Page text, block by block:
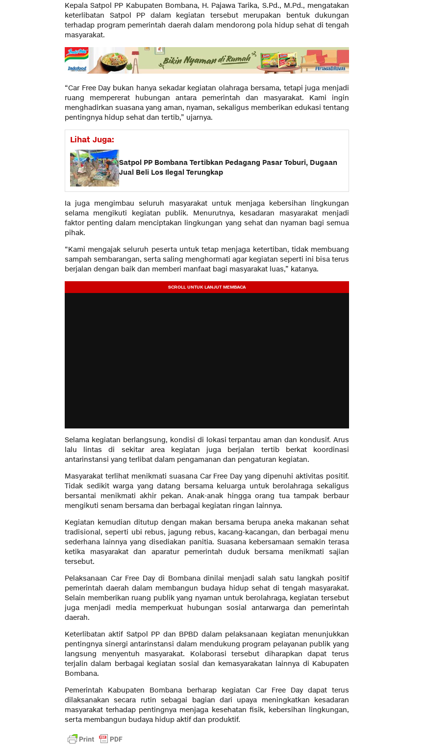
Kepala Satpol PP Kabupaten Bombana, H. Pajawa Tarika, S.Pd., M.Pd., mengatakan
keterlibatan Satpol PP dalam kegiatan tersebut merupakan bentuk dukungan
terhadap program pemerintah daerah dalam mendorong pola hidup sehat di tengah
masyarakat.
“Car Free Day bukan hanya sekadar kegiatan olahraga bersama, tetapi juga menjadi
ruang mempererat hubungan antara pemerintah dan masyarakat. Kami ingin
menghadirkan suasana yang aman, nyaman, sekaligus memberikan edukasi tentang
pentingnya hidup sehat dan tertib,” ujarnya.
Lihat Juga:
Satpol PP Bombana Tertibkan Pedagang Pasar Toburi, Dugaan
Jual Beli Los Ilegal Terungkap
Ia juga mengimbau seluruh masyarakat untuk menjaga kebersihan lingkungan
selama mengikuti kegiatan publik. Menurutnya, kesadaran masyarakat menjadi
faktor penting dalam menciptakan lingkungan yang sehat dan nyaman bagi semua
pihak.
“Kami mengajak seluruh peserta untuk tetap menjaga ketertiban, tidak membuang
sampah sembarangan, serta saling menghormati agar kegiatan seperti ini bisa terus
berjalan dengan baik dan memberi manfaat bagi masyarakat luas,” katanya.
Selama kegiatan berlangsung, kondisi di lokasi terpantau aman dan kondusif. Arus
lalu lintas di sekitar area kegiatan juga berjalan tertib berkat koordinasi
antarinstansi yang terlibat dalam pengamanan dan pengaturan kegiatan.
Masyarakat terlihat menikmati suasana Car Free Day yang dipenuhi aktivitas positif.
Tidak sedikit warga yang datang bersama keluarga untuk berolahraga sekaligus
bersantai menikmati akhir pekan. Anak-anak hingga orang tua tampak berbaur
mengikuti senam bersama dan berbagai kegiatan ringan lainnya.
Kegiatan kemudian ditutup dengan makan bersama berupa aneka makanan sehat
tradisional, seperti ubi rebus, jagung rebus, kacang-kacangan, dan berbagai menu
sederhana lainnya yang disediakan panitia. Suasana kebersamaan semakin terasa
ketika masyarakat dan aparatur pemerintah duduk bersama menikmati sajian
tersebut.
Pelaksanaan Car Free Day di Bombana dinilai menjadi salah satu langkah positif
pemerintah daerah dalam membangun budaya hidup sehat di tengah masyarakat.
Selain memberikan ruang publik yang nyaman untuk berolahraga, kegiatan tersebut
juga menjadi media memperkuat hubungan sosial antarwarga dan pemerintah
daerah.
Keterlibatan aktif Satpol PP dan BPBD dalam pelaksanaan kegiatan menunjukkan
pentingnya sinergi antarinstansi dalam mendukung program pelayanan publik yang
langsung menyentuh masyarakat. Kolaborasi tersebut diharapkan dapat terus
terjalin dalam berbagai kegiatan sosial dan kemasyarakatan lainnya di Kabupaten
Bombana.
Pemerintah Kabupaten Bombana berharap kegiatan Car Free Day dapat terus
dilaksanakan secara rutin sebagai bagian dari upaya meningkatkan kesadaran
masyarakat terhadap pentingnya menjaga kesehatan fisik, kebersihan lingkungan,
serta membangun budaya hidup aktif dan produktif.